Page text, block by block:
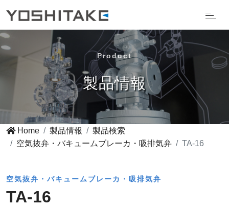
Product
製品情報
Home 製品情報
製品検索
空気抜弁・バキュームブレーカ・吸排気弁
TA-16
空気抜弁・バキュームブレーカ・吸排気弁
TA-16